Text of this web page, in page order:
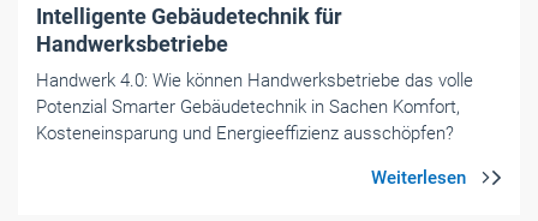
Intelligente Gebäudetechnik für
Handwerksbetriebe
Handwerk 4.0: Wie können Handwerksbetriebe das volle
Potenzial Smarter Gebäudetechnik in Sachen Komfort,
Kosteneinsparung und Energieeffizienz ausschöpfen?